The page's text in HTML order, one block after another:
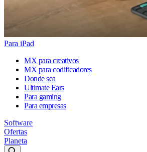
Para iPad
MX para creativos
MX para codificadores
Donde sea
Ultimate Ears
Para gaming
Para empresas
Software
Ofertas
Planeta